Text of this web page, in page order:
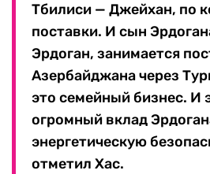
Тбилиси — Джейхан, по
поставки. И сын
Эрдоган, занимается
Азербайджана через
это семейный бизнес. И
огромный вклад
энергетическую
отметил Хас.